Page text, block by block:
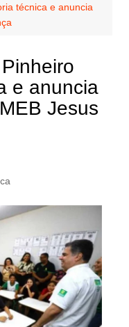
técnica e anuncia
e anuncia
Jesus